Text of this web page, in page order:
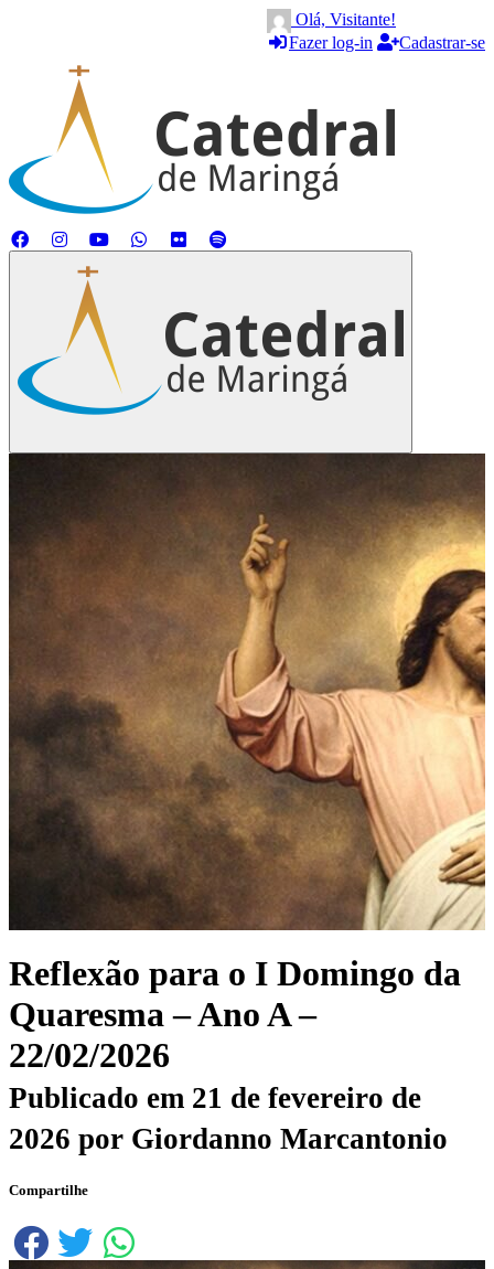
Olá, Visitante!
Fazer log-in
Cadastrar-se
Reflexão para o I Domingo da
Quaresma – Ano A –
22/02/2026
Publicado em 21 de fevereiro de
2026 por Giordanno Marcantonio
Compartilhe